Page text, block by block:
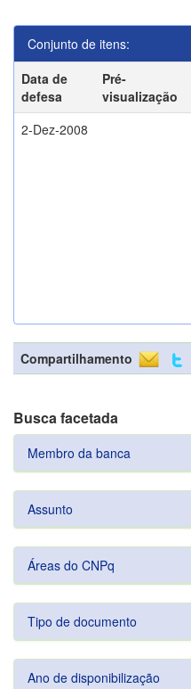
Conjunto de itens:
Data de
defesa
Pré-
visualização
2-Dez-2008
Compartilhamento
Busca facetada
Membro da banca
Assunto
Áreas do CNPq
Tipo de documento
Ano de disponibilização